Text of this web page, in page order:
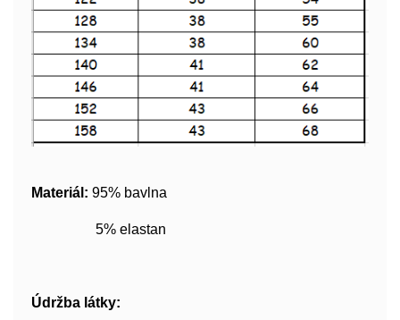
Materiál: 95% bavlna
5% elastan
Údržba látky: